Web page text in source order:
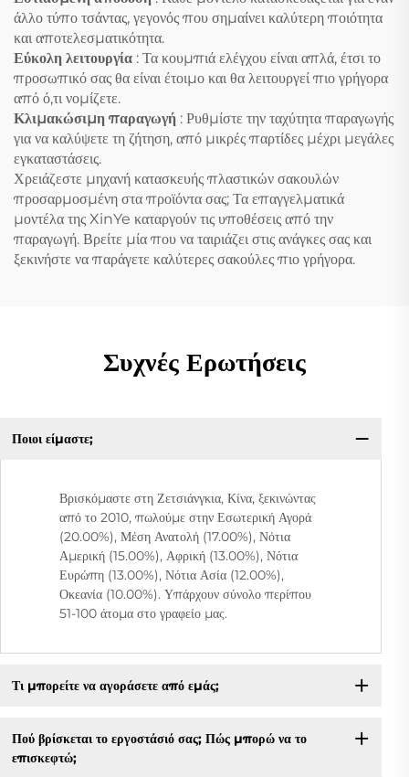
άλλο τύπο τσάντας, γεγονός που σημαίνει καλύτερη ποιότητα
και αποτελεσματικότητα.
Εύκολη λειτουργία : Τα κουμπιά ελέγχου είναι απλά, έτσι το
προσωπικό σας θα είναι έτοιμο και θα λειτουργεί πιο γρήγορα
από ό,τι νομίζετε.
Κλιμακώσιμη παραγωγή : Ρυθμίστε την ταχύτητα παραγωγής
για να καλύψετε τη ζήτηση, από μικρές παρτίδες μέχρι μεγάλες
εγκαταστάσεις.
Χρειάζεστε μηχανή κατασκευής πλαστικών σακουλών
προσαρμοσμένη στα προϊόντα σας; Τα επαγγελματικά
μοντέλα της XinYe καταργούν τις υποθέσεις από την
παραγωγή. Βρείτε μία που να ταιριάζει στις ανάγκες σας και
ξεκινήστε να παράγετε καλύτερες σακούλες πιο γρήγορα.
Συχνές Ερωτήσεις
Ποιοι είμαστε;
Βρισκόμαστε στη Ζετσιάνγκια, Κίνα, ξεκινώντας
από το 2010, πωλούμε στην Εσωτερική Αγορά
(20.00%), Μέση Ανατολή (17.00%), Νότια
Αμερική (15.00%), Αφρική (13.00%), Νότια
Ευρώπη (13.00%), Νότια Ασία (12.00%),
Οκεανία (10.00%). Υπάρχουν σύνολο περίπου
51-100 άτομα στο γραφείο μας.
Τι μπορείτε να αγοράσετε από εμάς;
Πού βρίσκεται το εργοστάσιό σας; Πώς μπορώ να το
επισκεφτώ;